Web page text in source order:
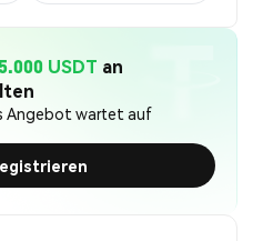
USDT an
Angebot wartet auf